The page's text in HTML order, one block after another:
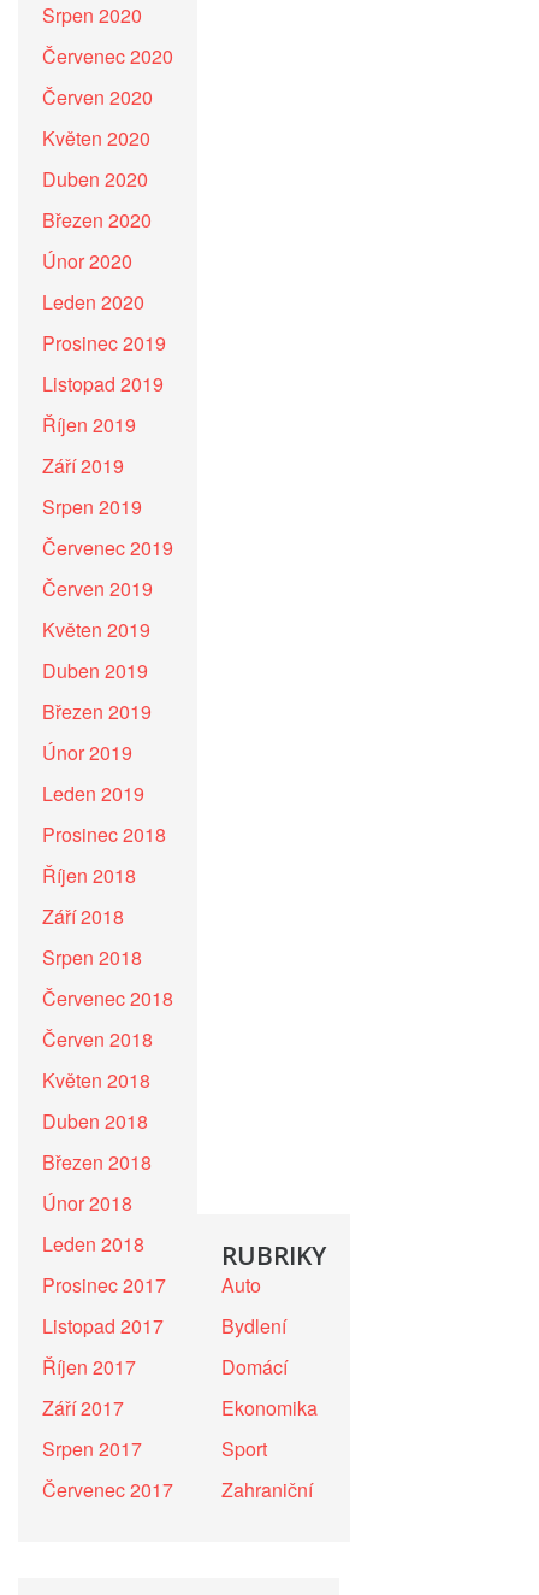
Srpen 2020
Červenec 2020
Červen 2020
Květen 2020
Duben 2020
Březen 2020
Únor 2020
Leden 2020
Prosinec 2019
Listopad 2019
Říjen 2019
Září 2019
Srpen 2019
Červenec 2019
Červen 2019
Květen 2019
Duben 2019
Březen 2019
Únor 2019
Leden 2019
Prosinec 2018
Říjen 2018
Září 2018
Srpen 2018
Červenec 2018
Červen 2018
Květen 2018
Duben 2018
Březen 2018
Únor 2018
Leden 2018
Prosinec 2017
Listopad 2017
Říjen 2017
Září 2017
Srpen 2017
Červenec 2017
RUBRIKY
Auto
Bydlení
Domácí
Ekonomika
Sport
Zahraniční